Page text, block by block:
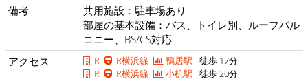
備考
共用施設：駐車場あり
部屋の基本設備：バス、トイレ別、ルーフバル
コニー、BS/CS対応
アクセス
JR JR横浜線 鴨居駅 徒歩 17分
JR
JR横浜線 小机駅 徒歩 20分